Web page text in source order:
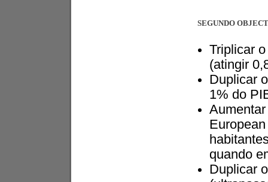
SEGUNDO
Triplicar
(atingir
Duplicar
1% do
quando
Duplicar